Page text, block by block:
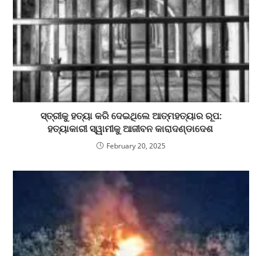
ସ୍ତ୍ରୀକୁ ହତ୍ୟା କରି ଦେଇଥିଲେ ଆତ୍ମହତ୍ୟାର ରୂପ:
ହତ୍ୟାକାରୀ ସ୍ୱାମୀକୁ ଆଜୀବନ କାରାଦଣ୍ଡାଦେଶ
February 20, 2025